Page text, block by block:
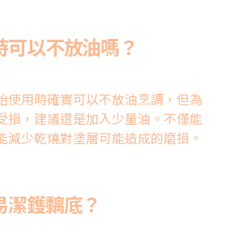
以不放油嗎？
使用時確實可以不放油烹調，但為
損，建議還是加入少量油。不僅能
減少乾燒對塗層可能造成的磨損。
潔鑊黐底？